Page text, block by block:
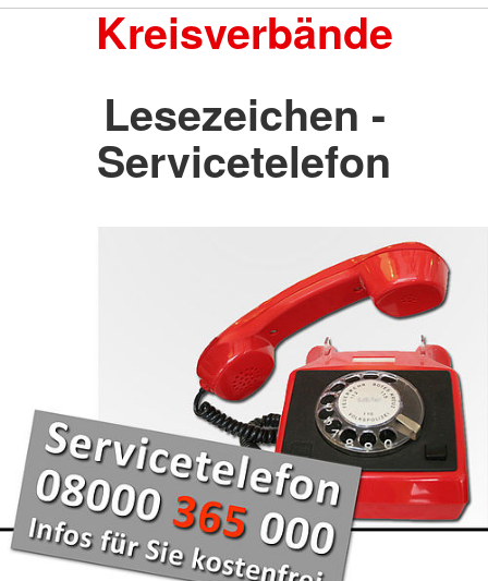
Kreisverbände
Lesezeichen -
Servicetelefon